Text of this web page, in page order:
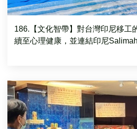
186.【文化智帶】對台灣印尼移工
續至心理健康，並連結印尼Salimah